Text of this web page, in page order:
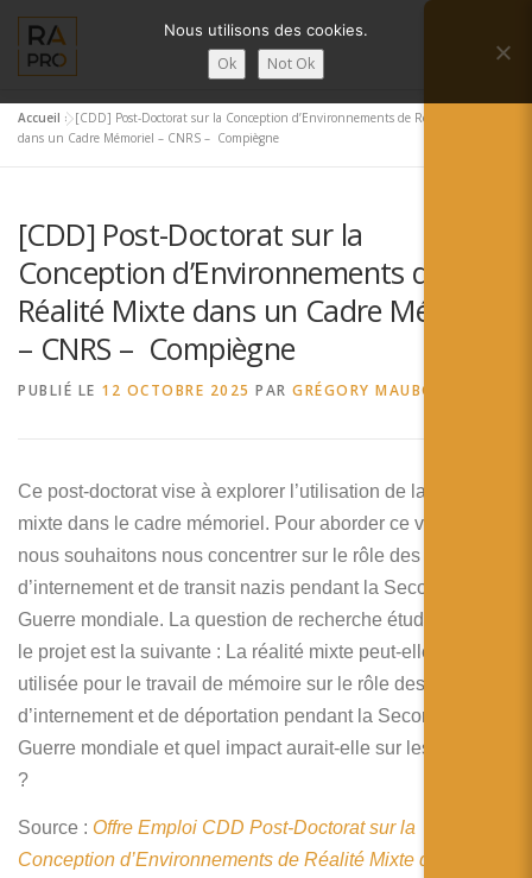
contenu
Menu
LA RÉALITÉ AUGMENTÉE ?
SERVICES RA’PRO ACTUALITÉ DE LA RA
CONTACTS FRANÇAIS
English
Deutsch
简体中文
日本語
Accueil »[CDD] Post-Doctorat sur la Conception d’Environnements de Réalité Mixte
dans un Cadre Mémoriel – CNRS – Compiègne
[CDD] Post-Doctorat sur la
Conception d’Environnements de
Réalité Mixte dans un Cadre Mémoriel
– CNRS – Compiègne
PUBLIÉ LE 12 OCTOBRE 2025 PAR GRÉGORY MAUBON
Ce post-doctorat vise à explorer l’utilisation de la réalité
mixte dans le cadre mémoriel. Pour aborder ce vaste sujet,
nous souhaitons nous concentrer sur le rôle des camps
d’internement et de transit nazis pendant la Seconde
Guerre mondiale. La question de recherche étudiée dans
le projet est la suivante : La réalité mixte peut-elle être
utilisée pour le travail de mémoire sur le rôle des camps
d’internement et de déportation pendant la Seconde
Guerre mondiale et quel impact aurait-elle sur les visiteurs
?
Source : Offre Emploi CDD Post-Doctorat sur la
Conception d’Environnements de Réalité Mixte dans un
Nous utilisons des cookies.
Ok Not Ok